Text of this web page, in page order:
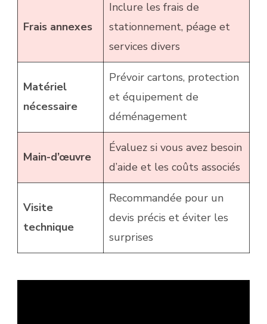
Frais annexes
Inclure les frais de
stationnement, péage et
services divers
Matériel
nécessaire
Prévoir cartons, protection
et équipement de
déménagement
Main-d’œuvre
Évaluez si vous avez besoin
d’aide et les coûts associés
Visite
technique
Recommandée pour un
devis précis et éviter les
surprises